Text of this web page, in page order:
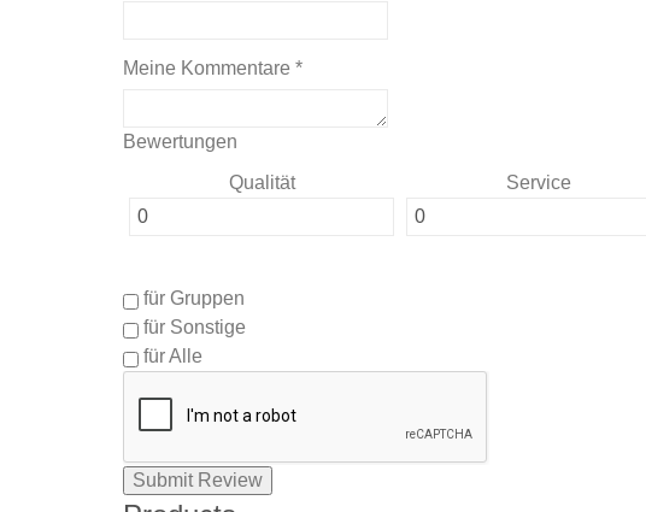
Meine Kommentare *
Bewertungen
Qualität
Service
für Gruppen
für Sonstige
für Alle